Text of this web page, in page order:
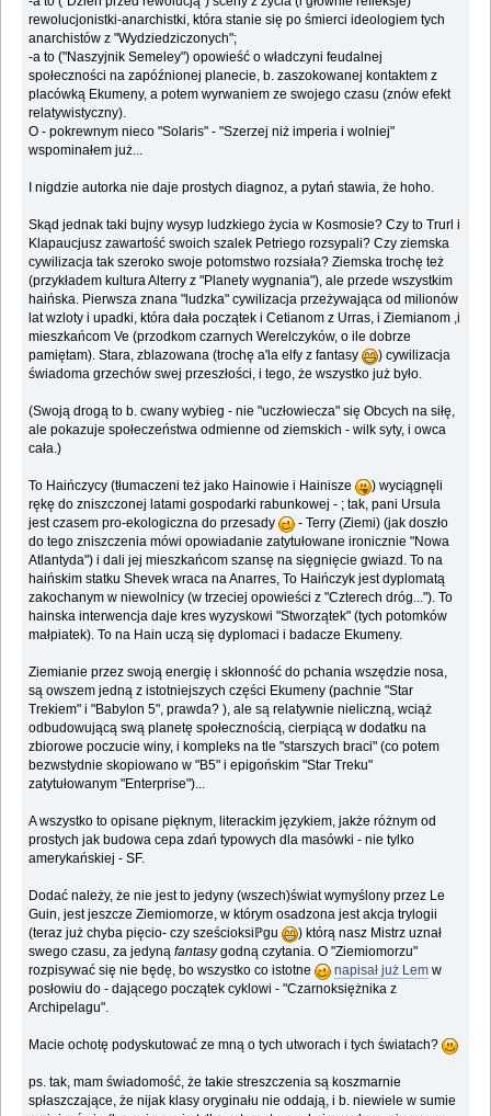
rewolucjonistki-anarchistki, która stanie się po śmierci ideologiem tych
anarchistów z "Wydziedziczonych";
-a to ("Naszyjnik Semeley") opowieść o władczyni feudalnej
społeczności na zapóźnionej planecie, b. zaszokowanej kontaktem z
placówką Ekumeny, a potem wyrwaniem ze swojego czasu (znów efekt
relatywistyczny).
O - pokrewnym nieco "Solaris" - "Szerzej niż imperia i wolniej"
wspominałem już...
I nigdzie autorka nie daje prostych diagnoz, a pytań stawia, że hoho.
Skąd jednak taki bujny wysyp ludzkiego życia w Kosmosie? Czy to Trurl i
Klapaucjusz zawartość swoich szalek Petriego rozsypali? Czy ziemska
cywilizacja tak szeroko swoje potomstwo rozsiała? Ziemska trochę też
(przykładem kultura Alterry z "Planety wygnania"), ale przede wszystkim
haińska. Pierwsza znana "ludzka" cywilizacja przeżywająca od milionów
lat wzloty i upadki, która dała początek i Cetianom z Urras, i Ziemianom ,i
mieszkańcom Ve (przodkom czarnych Werelczyków, o ile dobrze
pamiętam). Stara, zblazowana (trochę a'la elfy z fantasy
) cywilizacja
świadoma grzechów swej przeszłości, i tego, że wszystko już było.
(Swoją drogą to b. cwany wybieg - nie "uczłowiecza" się Obcych na siłę,
ale pokazuje społeczeństwa odmienne od ziemskich - wilk syty, i owca
cała.)
To Haińczycy (tłumaczeni też jako Hainowie i Hainisze
) wyciągnęli
rękę do zniszczonej latami gospodarki rabunkowej - ; tak, pani Ursula
jest czasem pro-ekologiczna do przesady
- Terry (Ziemi) (jak doszło
do tego zniszczenia mówi opowiadanie zatytułowane ironicznie "Nowa
Atlantyda") i dali jej mieszkańcom szansę na sięgnięcie gwiazd. To na
haińskim statku Shevek wraca na Anarres, To Haińczyk jest dyplomatą
zakochanym w niewolnicy (w trzeciej opowieści z "Czterech dróg..."). To
hainska interwencja daje kres wyzyskowi "Stworzątek" (tych potomków
małpiatek). To na Hain uczą się dyplomaci i badacze Ekumeny.
Ziemianie przez swoją energię i skłonność do pchania wszędzie nosa,
są owszem jedną z istotniejszych części Ekumeny (pachnie "Star
Trekiem" i "Babylon 5", prawda? ), ale są relatywnie nieliczną, wciąż
odbudowującą swą planetę społecznością, cierpiącą w dodatku na
zbiorowe poczucie winy, i kompleks na tle "starszych braci" (co potem
bezwstydnie skopiowano w "B5" i epigońskim "Star Treku"
zatytułowanym "Enterprise")...
A wszystko to opisane pięknym, literackim językiem, jakże różnym od
prostych jak budowa cepa zdań typowych dla masówki - nie tylko
amerykańskiej - SF.
Dodać należy, że nie jest to jedyny (wszech)świat wymyślony przez Le
Guin, jest jeszcze Ziemiomorze, w którym osadzona jest akcja trylogii
(teraz już chyba pięcio- czy sześcioksiℙgu
) którą nasz Mistrz uznał
swego czasu, za jedynąfantasygodną czytania. O "Ziemiomorzu"
rozpisywać się nie będę, bo wszystko co istotne
napisał już Lem w
posłowiu do - dającego początek cyklowi - "Czarnoksiężnika z
Archipelagu".
Macie ochotę podyskutować ze mną o tych utworach i tych światach?
ps. tak, mam świadomość, że takie streszczenia są koszmarnie
spłaszczające, że nijak klasy oryginału nie oddają, i b. niewiele w sumie